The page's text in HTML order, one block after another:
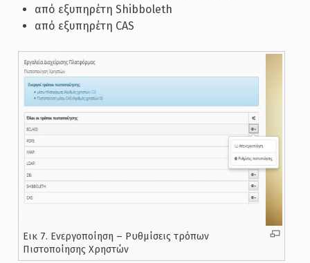
από εξυπηρέτη Shibboleth
από εξυπηρέτη CAS
Εικ 7. Ενεργοποίηση – Ρυθμίσεις τρόπων
Πιστοποίησης Χρηστών